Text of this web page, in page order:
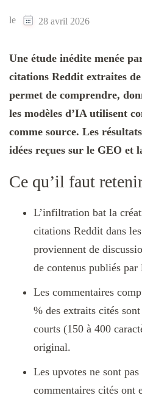
le 28 avril 2026
Une étude inédite menée
citations Reddit extraites
permet de comprendre,
les modèles d’IA utilisent
comme source. Les
idées reçues sur le GEO et
Ce qu’il faut
L’infiltration bat la
citations Reddit dans
proviennent de
de contenus publiés par
Les commentaires
% des extraits cités
courts (150 à 400
original.
Les upvotes ne sont
commentaires cités ont